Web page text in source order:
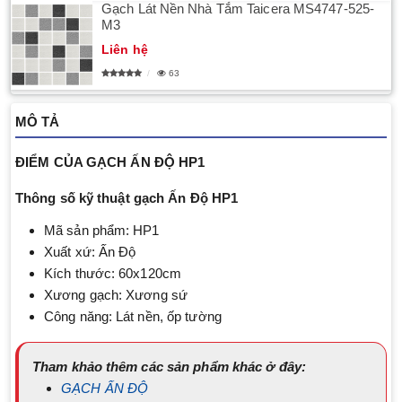
Gạch Lát Nền Nhà Tắm Taicera MS4747-525-
M3
Liên hệ
63
MÔ TẢ
ĐIỂM CỦA GẠCH ẤN ĐỘ HP1
Thông số kỹ thuật gạch Ấn Độ HP1
Mã sản phẩm: HP1
Xuất xứ: Ấn Độ
Kích thước: 60x120cm
Xương gạch: Xương sứ
Công năng: Lát nền, ốp tường
Tham khảo thêm các sản phẩm khác ở đây:
GẠCH ẤN ĐỘ